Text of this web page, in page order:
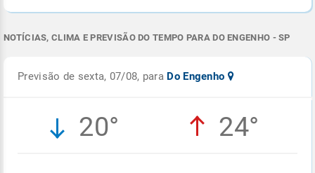
NOTÍCIAS, CLIMA E PREVISÃO DO TEMPO PARA DO ENGENHO - SP
Previsão de sexta, 07/08, para Do Engenho
20° 24°